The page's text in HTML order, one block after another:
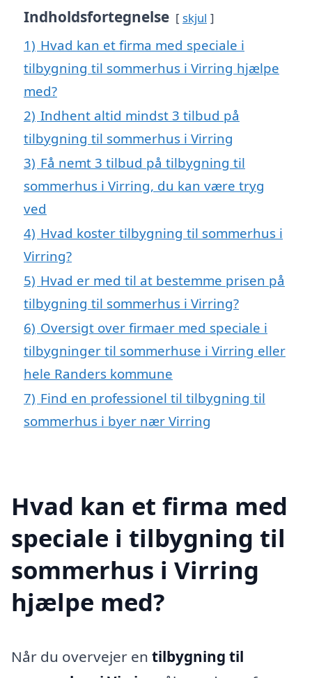
Indholdsfortegnelse skjul
1) Hvad kan et firma med speciale i
tilbygning til sommerhus i Virring hjælpe
med?
2) Indhent altid mindst 3 tilbud på
tilbygning til sommerhus i Virring
3) Få nemt 3 tilbud på tilbygning til
sommerhus i Virring, du kan være tryg
ved
4) Hvad koster tilbygning til sommerhus i
Virring?
5) Hvad er med til at bestemme prisen på
tilbygning til sommerhus i Virring?
6) Oversigt over firmaer med speciale i
tilbygninger til sommerhuse i Virring eller
hele Randers kommune
7) Find en professionel til tilbygning til
sommerhus i byer nær Virring
Hvad kan et firma med
speciale i tilbygning til
sommerhus i Virring
hjælpe med?
Når du overvejer en tilbygning til